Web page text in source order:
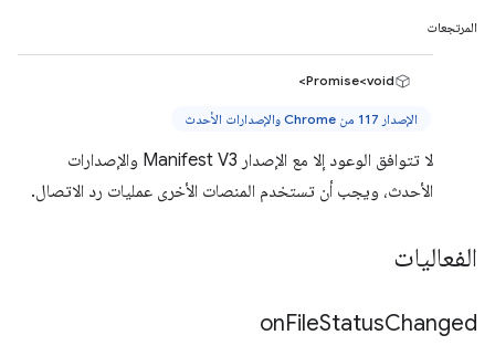
المرتجعات
Promise<void>
الإصدار 117 من Chrome والإصدارات الأحدث
لا تتوافق الوعود إلا مع الإصدار Manifest V3 والإصدارات
الأحدث، ويجب أن تستخدم المنصات الأخرى عمليات رد الاتصال.
الفعاليات
onFileStatusChanged